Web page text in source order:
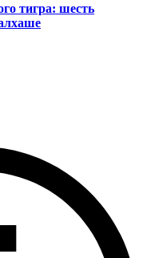
тигра: шесть